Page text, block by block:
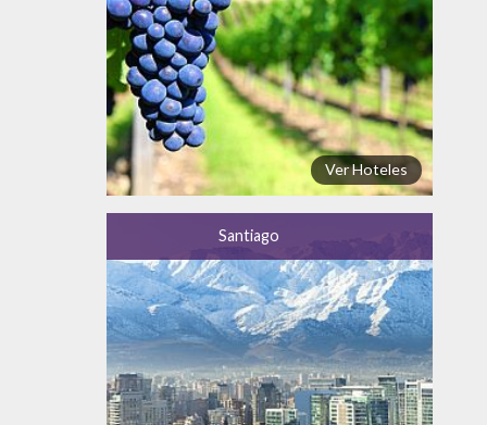
Ver Hoteles
Santiago